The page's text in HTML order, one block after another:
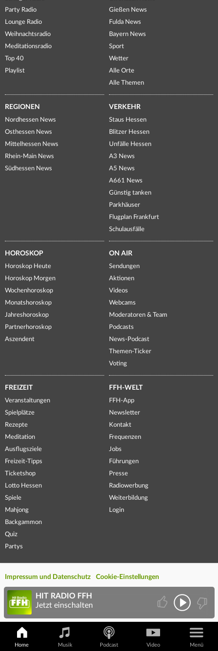
Party Radio
Lounge Radio
Weihnachtsradio
Meditationsradio
Top 40
Playlist
Gießen News
Fulda News
Bayern News
Sport
Wetter
Alle Orte
Alle Themen
REGIONEN
Nordhessen News
Osthessen News
Mittelhessen News
Rhein-Main News
Südhessen News
VERKEHR
Staus Hessen
Blitzer Hessen
Unfälle Hessen
A3 News
A5 News
A661 News
Günstig tanken
Parkhäuser
Flugplan Frankfurt
Schulausfälle
HOROSKOP
Horoskop Heute
Horoskop Morgen
Wochenhoroskop
Monatshoroskop
Jahreshoroskop
Partnerhoroskop
Aszendent
ON AIR
Sendungen
Aktionen
Videos
Webcams
Moderatoren & Team
Podcasts
News-Podcast
Themen-Ticker
Voting
FREIZEIT
Veranstaltungen
Spielplätze
Rezepte
Meditation
Ausflugsziele
Freizeit-Tipps
Ticketshop
Lotto Hessen
Spiele
Mahjong
Backgammon
Quiz
Partys
FFH-WELT
FFH-App
Newsletter
Kontakt
Frequenzen
Jobs
Führungen
Presse
Radiowerbung
Weiterbildung
Login
Impressum und Datenschutz Cookie-Einstellungen
Home Musik Podcast Video Menü
HIT RADIO FFH
Jetzt einschalten